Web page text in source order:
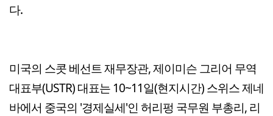
다.
미국의 스콧 베선트 재무장관, 제이미슨 그리어 무역
대표부(USTR) 대표는 10~11일(현지시간) 스위스 제네
바에서 중국의 '경제실세'인 허리펑 국무원 부총리, 리